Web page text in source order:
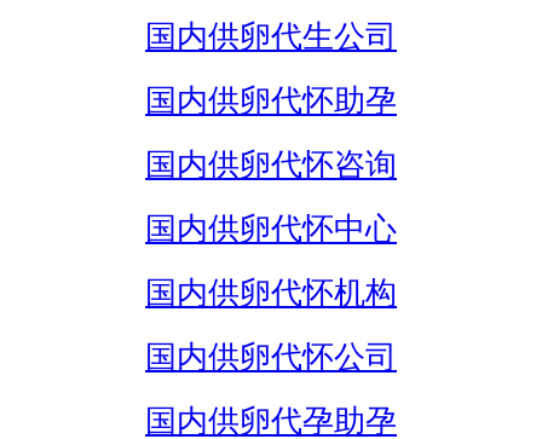
国内供卵代生公司
国内供卵代怀助孕
国内供卵代怀咨询
国内供卵代怀中心
国内供卵代怀机构
国内供卵代怀公司
国内供卵代孕助孕